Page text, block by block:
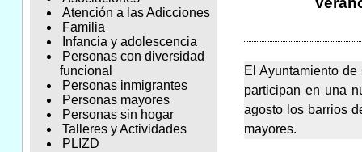
Atención a las Adicciones
Familia
Infancia y adolescencia
Personas con diversidad
funcional
Personas inmigrantes
Personas mayores
Personas sin hogar
Talleres y Actividades
PLIZD
El Ayuntamiento
participan en una
agosto los barrios
mayores.